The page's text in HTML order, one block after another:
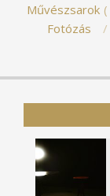
Művészsarok
Fotózás